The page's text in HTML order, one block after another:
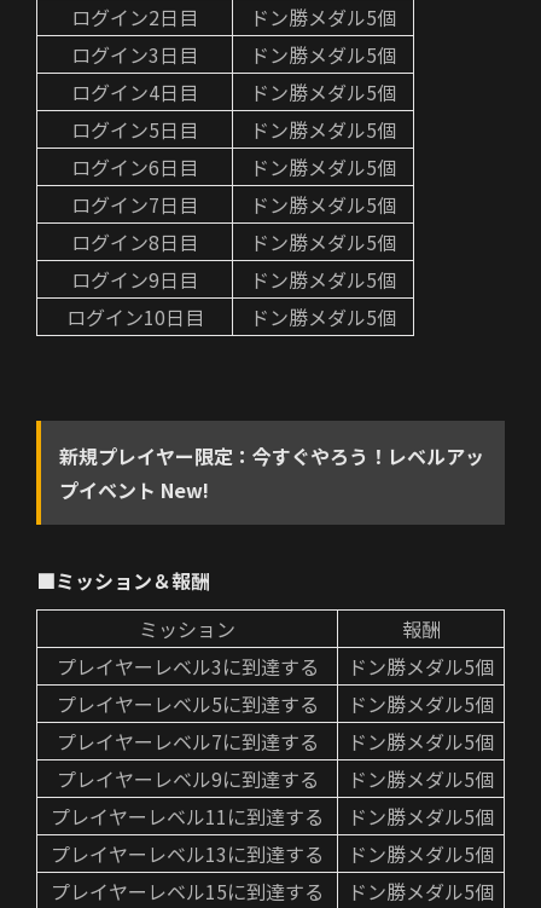
ログイン2日目
ドン勝メダル5個
ログイン3日目
ドン勝メダル5個
ログイン4日目
ドン勝メダル5個
ログイン5日目
ドン勝メダル5個
ログイン6日目
ドン勝メダル5個
ログイン7日目
ドン勝メダル5個
ログイン8日目
ドン勝メダル5個
ログイン9日目
ドン勝メダル5個
ログイン10日目
ドン勝メダル5個
新規プレイヤー限定： 今すぐやろう！レベルアッ
プイベント New!
■ミッション＆報酬
ミッション
報酬
プレイヤーレベル3に到達する
ドン勝メダル5個
プレイヤーレベル5に到達する
ドン勝メダル5個
プレイヤーレベル7に到達する
ドン勝メダル5個
プレイヤーレベル9に到達する
ドン勝メダル5個
プレイヤーレベル11に到達する
ドン勝メダル5個
プレイヤーレベル13に到達する
ドン勝メダル5個
プレイヤーレベル15に到達する
ドン勝メダル5個